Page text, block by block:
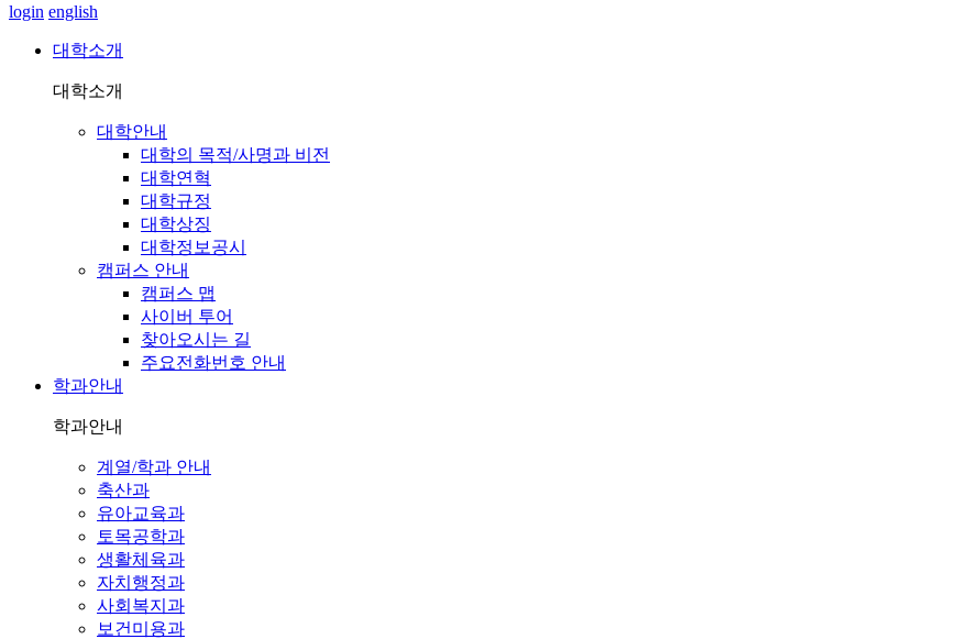
login english
대학소개
대학소개
대학안내
대학의 목적/사명과 비전
대학연혁
대학규정
대학상징
대학정보공시
캠퍼스 안내
캠퍼스 맵
사이버 투어
찾아오시는 길
주요전화번호 안내
학과안내
학과안내
계열/학과 안내
축산과
유아교육과
토목공학과
생활체육과
자치행정과
사회복지과
보건미용과